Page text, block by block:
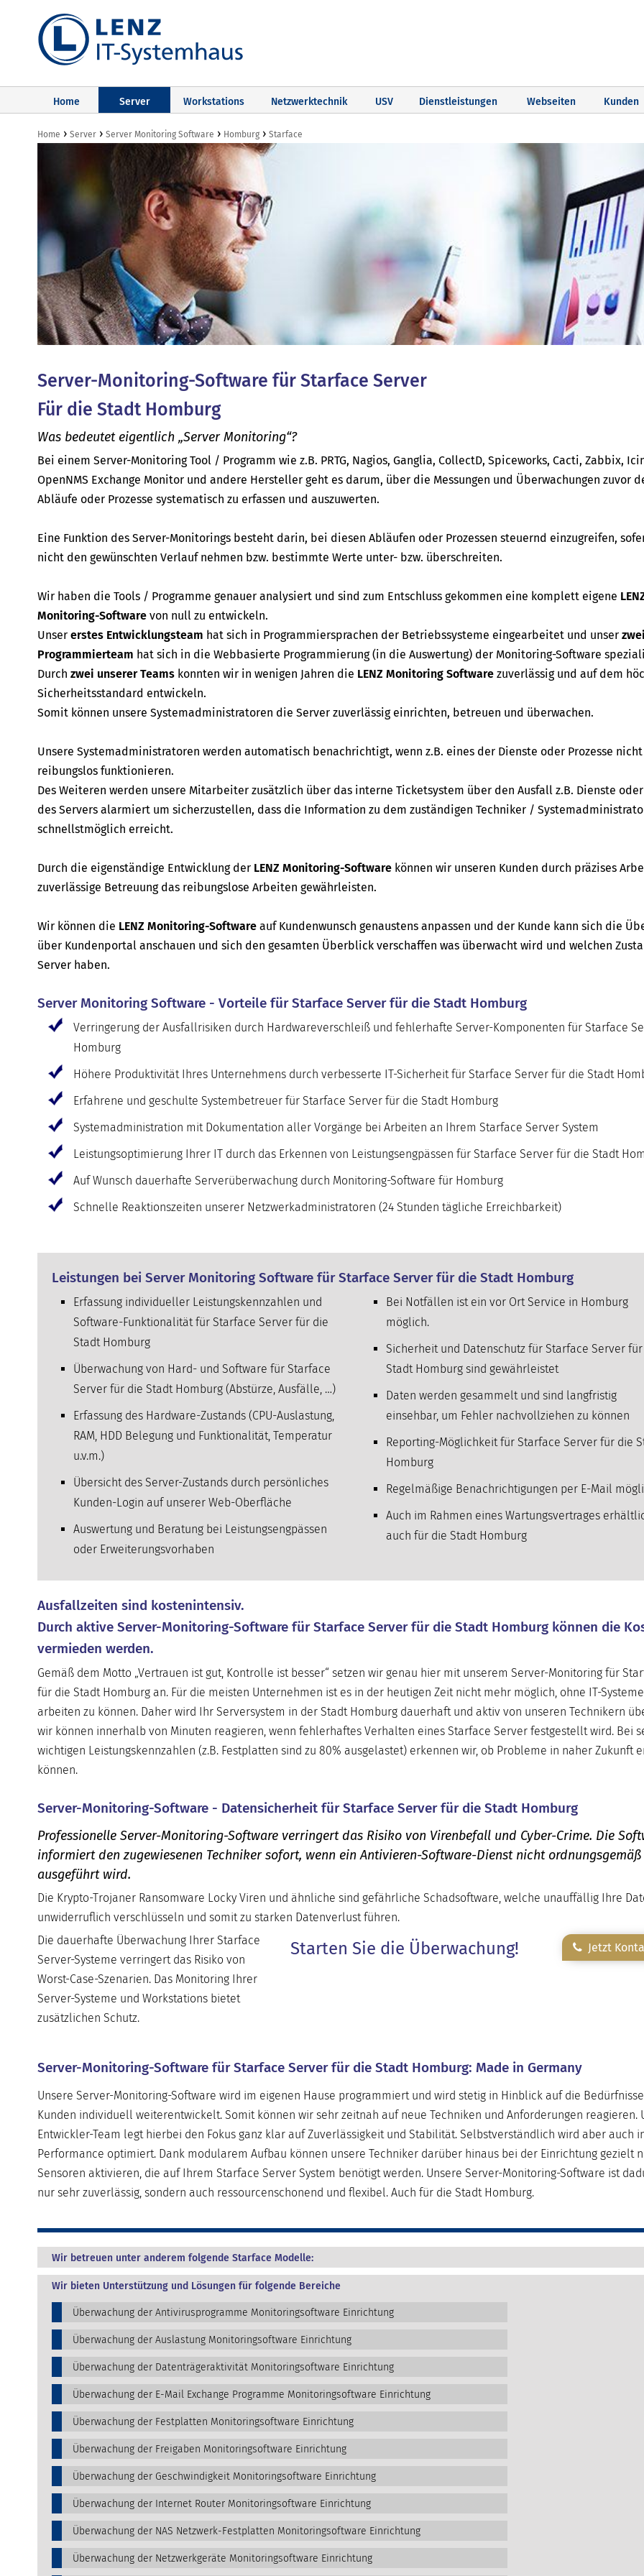
Home Server Workstations Netzwerktechnik USV Dienstleistungen Webseiten Kunden
Home › Server › Server Monitoring Software › Homburg › Starface
Server-Monitoring-Software für Starface Server
Für die Stadt Homburg
Was bedeutet eigentlich „Server Monitoring“?
Bei einem Server-Monitoring Tool / Programm wie z.B. PRTG, Nagios, Ganglia, CollectD, Spiceworks, Cacti, Zabbix,
OpenNMS Exchange Monitor und andere Hersteller geht es darum, über die Messungen und Überwachungen zuvor
Abläufe oder Prozesse systematisch zu erfassen und auszuwerten.
Eine Funktion des Server-Monitorings besteht darin, bei diesen Abläufen oder Prozessen steuernd einzugreifen,
nicht den gewünschten Verlauf nehmen bzw. bestimmte Werte unter- bzw. überschreiten.
Wir haben die Tools / Programme genauer analysiert und sind zum Entschluss gekommen eine komplett eigene
Monitoring-Software von null zu entwickeln.
Unser erstes Entwicklungsteam hat sich in Programmiersprachen der Betriebssysteme eingearbeitet und unser
Programmierteam hat sich in die Webbasierte Programmierung (in die Auswertung) der Monitoring-Software
Durch zwei unserer Teams konnten wir in wenigen Jahren die LENZ Monitoring Software zuverlässig und auf dem
Sicherheitsstandard entwickeln.
Somit können unsere Systemadministratoren die Server zuverlässig einrichten, betreuen und überwachen.
Unsere Systemadministratoren werden automatisch benachrichtigt, wenn z.B. eines der Dienste oder Prozesse
reibungslos funktionieren.
Des Weiteren werden unsere Mitarbeiter zusätzlich über das interne Ticketsystem über den Ausfall z.B. Dienste oder
des Servers alarmiert um sicherzustellen, dass die Information zu dem zuständigen Techniker /
schnellstmöglich erreicht.
Durch die eigenständige Entwicklung der LENZ Monitoring-Software können wir unseren Kunden durch präzises
zuverlässige Betreuung das reibungslose Arbeiten gewährleisten.
Wir können die LENZ Monitoring-Software auf Kundenwunsch genaustens anpassen und der Kunde kann sich die
über Kundenportal anschauen und sich den gesamten Überblick verschaffen was überwacht wird und welchen
Server haben.
Server Monitoring Software - Vorteile für Starface Server für die Stadt Homburg
Verringerung der Ausfallrisiken durch Hardwareverschleiß und fehlerhafte Server-Komponenten für Starface
Homburg
Höhere Produktivität Ihres Unternehmens durch verbesserte IT-Sicherheit für Starface Server für die Stadt
Erfahrene und geschulte Systembetreuer für Starface Server für die Stadt Homburg
Systemadministration mit Dokumentation aller Vorgänge bei Arbeiten an Ihrem Starface Server System
Leistungsoptimierung Ihrer IT durch das Erkennen von Leistungsengpässen für Starface Server für die Stadt
Auf Wunsch dauerhafte Serverüberwachung durch Monitoring-Software für Homburg
Schnelle Reaktionszeiten unserer Netzwerkadministratoren (24 Stunden tägliche Erreichbarkeit)
Leistungen bei Server Monitoring Software für Starface Server für die Stadt Homburg
Erfassung individueller Leistungskennzahlen und
Software-Funktionalität für Starface Server für die
Stadt Homburg
Überwachung von Hard- und Software für Starface
Server für die Stadt Homburg (Abstürze, Ausfälle, …)
Erfassung des Hardware-Zustands (CPU-Auslastung,
RAM, HDD Belegung und Funktionalität, Temperatur
u.v.m.)
Übersicht des Server-Zustands durch persönliches
Kunden-Login auf unserer Web-Oberfläche
Auswertung und Beratung bei Leistungsengpässen
oder Erweiterungsvorhaben
Bei Notfällen ist ein vor Ort Service in Homburg
möglich.
Sicherheit und Datenschutz für Starface Server
Stadt Homburg sind gewährleistet
Daten werden gesammelt und sind langfristig
einsehbar, um Fehler nachvollziehen zu können
Reporting-Möglichkeit für Starface Server für die
Homburg
Regelmäßige Benachrichtigungen per E-Mail
Auch im Rahmen eines Wartungsvertrages
auch für die Stadt Homburg
Ausfallzeiten sind kostenintensiv.
Durch aktive Server-Monitoring-Software für Starface Server für die Stadt Homburg können die
vermieden werden.
Gemäß dem Motto „Vertrauen ist gut, Kontrolle ist besser“ setzen wir genau hier mit unserem Server-Monitoring für
für die Stadt Homburg an. Für die meisten Unternehmen ist es in der heutigen Zeit nicht mehr möglich, ohne IT-
arbeiten zu können. Daher wird Ihr Serversystem in der Stadt Homburg dauerhaft und aktiv von unseren Technikern
wir können innerhalb von Minuten reagieren, wenn fehlerhaftes Verhalten eines Starface Server festgestellt wird. Bei
wichtigen Leistungskennzahlen (z.B. Festplatten sind zu 80% ausgelastet) erkennen wir, ob Probleme in naher Zukunft
können.
Server-Monitoring-Software - Datensicherheit für Starface Server für die Stadt Homburg
Professionelle Server-Monitoring-Software verringert das Risiko von Virenbefall und Cyber-Crime. Die
informiert den zugewiesenen Techniker sofort, wenn ein Antivieren-Software-Dienst nicht ordnungsgemäß
ausgeführt wird.
Die Krypto-Trojaner Ransomware Locky Viren und ähnliche sind gefährliche Schadsoftware, welche unauffällig Ihre
unwiderruflich verschlüsseln und somit zu starken Datenverlust führen.
Die dauerhafte Überwachung Ihrer Starface
Server-Systeme verringert das Risiko von
Worst-Case-Szenarien. Das Monitoring Ihrer
Server-Systeme und Workstations bietet
zusätzlichen Schutz.
Starten Sie die Überwachung! Jetzt
Server-Monitoring-Software für Starface Server für die Stadt Homburg: Made in Germany
Unsere Server-Monitoring-Software wird im eigenen Hause programmiert und wird stetig in Hinblick auf die
Kunden individuell weiterentwickelt. Somit können wir sehr zeitnah auf neue Techniken und Anforderungen reagieren.
Entwickler-Team legt hierbei den Fokus ganz klar auf Zuverlässigkeit und Stabilität. Selbstverständlich wird aber auch
Performance optimiert. Dank modularem Aufbau können unsere Techniker darüber hinaus bei der Einrichtung gezielt
Sensoren aktivieren, die auf Ihrem Starface Server System benötigt werden. Unsere Server-Monitoring-Software ist
nur sehr zuverlässig, sondern auch ressourcenschonend und flexibel. Auch für die Stadt Homburg.
Wir betreuen unter anderem folgende Starface Modelle:
Wir bieten Unterstützung und Lösungen für folgende Bereiche
Überwachung der Antivirusprogramme Monitoringsoftware Einrichtung
Überwachung der Auslastung Monitoringsoftware Einrichtung
Überwachung der Datenträgeraktivität Monitoringsoftware Einrichtung
Überwachung der E-Mail Exchange Programme Monitoringsoftware Einrichtung
Überwachung der Festplatten Monitoringsoftware Einrichtung
Überwachung der Freigaben Monitoringsoftware Einrichtung
Überwachung der Geschwindigkeit Monitoringsoftware Einrichtung
Überwachung der Internet Router Monitoringsoftware Einrichtung
Überwachung der NAS Netzwerk-Festplatten Monitoringsoftware Einrichtung
Überwachung der Netzwerkgeräte Monitoringsoftware Einrichtung